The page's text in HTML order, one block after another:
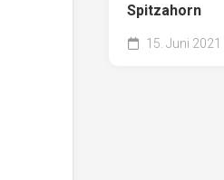
Spitzahorn
15. Juni 2021